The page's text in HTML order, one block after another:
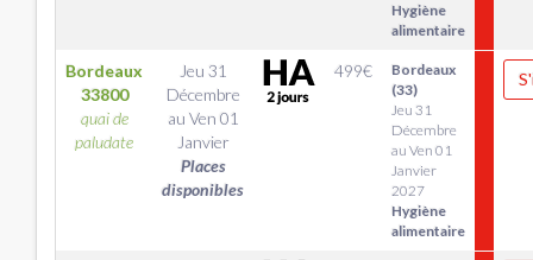
Hygiène
alimentaire
Bordeaux
33800
quai de
paludate
Jeu 31
Décembre
au Ven 01
Janvier
Places
disponibles
499€
Bordeaux
(33)
Jeu 31
Décembre
au Ven 01
Janvier
2027
Hygiène
alimentaire